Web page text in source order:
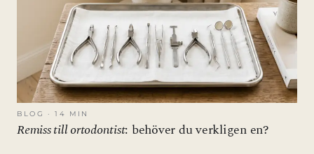
BLOG · 14 MIN
Remiss till ortodontist: behöver du verkligen en?